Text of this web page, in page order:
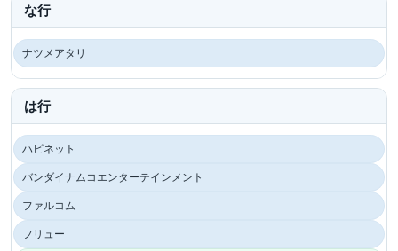
な行
ナツメアタリ
は行
ハピネット
バンダイナムコエンターテインメント
ファルコム
フリュー